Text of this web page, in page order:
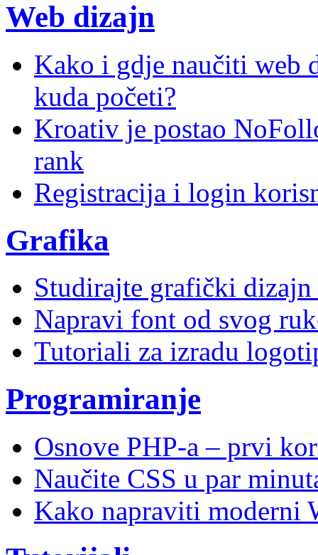
Web dizajn
Kako i gdje naučiti web
kuda početi?
Kroativ je postao
rank
Registracija i login
Grafika
Studirajte grafički dizajn
Napravi font od svog
Tutoriali za izradu
Programiranje
Osnove PHP-a – prvi
Naučite CSS u par
Kako napraviti moderni